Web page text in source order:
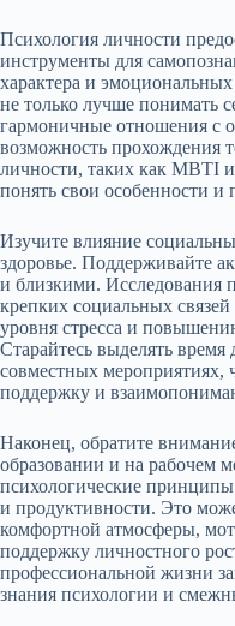
Психология личности
инструменты для
характера и
не только лучше понимать
гармоничные отношения с
возможность прохождения
личности, таких как MBTI
понять свои особенности
Изучите влияние
здоровье. Поддерживайте
и близкими. Исследования
крепких социальных
уровня стресса и
Старайтесь выделять
совместных мероприятиях,
поддержку и
Наконец, обратите
образовании и на рабочем
психологические
и продуктивности. Это
комфортной атмосферы,
поддержку личностного
профессиональной жизни
знания психологии и